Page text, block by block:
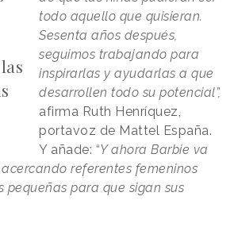
todo aquello que quisieran.
Sesenta años después,
seguimos trabajando para
inspirarlas y ayudarlas a que
desarrollen todo su potencial”,
afirma Ruth Henríquez,
portavoz de Mattel España.
Y añade: “Y ahora Barbie va
referentes femeninos
pequeñas para que sigan sus